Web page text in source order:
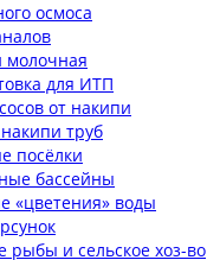
осмоса
для ИТП
от накипи
труб
посёлки
бассейны
«цветения» воды
рыбы и сельское хоз-во